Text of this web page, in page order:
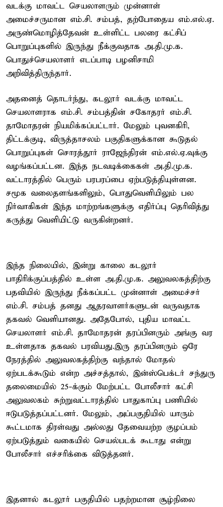
வடக்கு மாவட்ட செயலாளரும் முன்னாள்
அமைச்சருமான எம்.சி. சம்பத், தற்போதைய எம்.எல்.ஏ.
அருண்மொழித்தேவன் உள்ளிட்ட பலரை கட்சிப்
பொறுப்புகளில் இருந்து நீக்குவதாக அ.தி.மு.க.
பொதுச்செயலாளர் எடப்பாடி பழனிசாமி
அறிவித்திருந்தார்.
அதனைத் தொடர்ந்து, கடலூர் வடக்கு மாவட்ட
செயலாளராக எம்.சி. சம்பத்தின் சகோதரர் எம்.சி.
தாமோதரன் நியமிக்கப்பட்டார். மேலும் புவனகிரி,
திட்டக்குடி, விருத்தாசலம் பகுதிகளுக்கான கூடுதல்
பொறுப்புகள் சொரத்தூர் ராஜேந்திரன் எம்.எல்.ஏ.வுக்கு
வழங்கப்பட்டன. இந்த நடவடிக்கைகள் அ.தி.மு.க.
வட்டாரத்தில் பெரும் பரபரப்பை ஏற்படுத்தியுள்ளன.
சமூக வலைதளங்களிலும், பொதுவெளியிலும் பல
நிர்வாகிகள் இந்த மாற்றங்களுக்கு எதிர்ப்பு தெரிவித்து
கருத்து வெளியிட்டு வருகின்றனர்.
இந்த நிலையில், இன்று காலை கடலூர்
பாதிரிக்குப்பத்தில் உள்ள அ.தி.மு.க. அலுவலகத்திற்கு
பதவியில் இருந்து நீக்கப்பட்ட முன்னாள் அமைச்சர்
எம்.சி. சம்பத் தனது ஆதரவாளர்களுடன் வருவதாக
தகவல் வெளியானது. அதேபோல், புதிய மாவட்ட
செயலாளர் எம்.சி. தாமோதரன் தரப்பினரும் அங்கு வர
உள்ளதாக தகவல் பரவியது.இரு தரப்பினரும் ஒரே
நேரத்தில் அலுவலகத்திற்கு வந்தால் மோதல்
ஏற்படக்கூடும் என்ற அச்சத்தால், இன்ஸ்பெக்டர் சந்துரு
தலைமையில் 25-க்கும் மேற்பட்ட போலீசார் கட்சி
அலுவலகம் சுற்றுவட்டாரத்தில் பாதுகாப்பு பணியில்
ஈடுபடுத்தப்பட்டனர். மேலும், அப்பகுதியில் யாரும்
கூட்டமாக திரள்வது அல்லது தேவையற்ற குழப்பம்
ஏற்படுத்தும் வகையில் செயல்படக் கூடாது என்று
போலீசார் எச்சரிக்கை விடுத்தனர்.
இதனால் கடலூர் பகுதியில் பதற்றமான சூழ்நிலை